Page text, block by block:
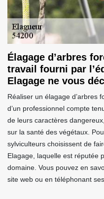
Élagage d’arbres
travail fourni par
Elagage ne vous
Réaliser un élagage d’arbres
d’un professionnel compte
de leurs caractères
sur la santé des végétaux.
sylviculteurs choisissent de
Elagage, laquelle est réputée
domaine. Vous pouvez en
site web ou en téléphonant